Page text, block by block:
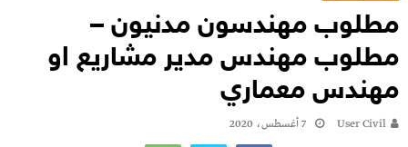
مطلوب مهندسون مدنيون –
مطلوب مهندس مدير مشاريع او
مهندس معماري
User Civil 7 أغسطس، 2020